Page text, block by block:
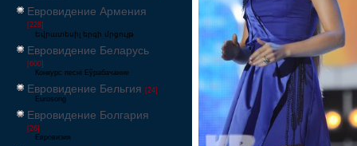
Евровидение Армения
[228]
Եվրատեսիլ երգի մրցույթ
Евровидение Беларусь
[600]
Конкурс песні Еўрабачанне
Евровидение Бельгия [24]
Eurosong
Евровидение Болгария
[26]
Евровизия